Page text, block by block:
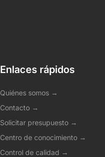
Enlaces rápidos
Quiénes somos →
Contacto →
Solicitar presupuesto →
Centro de conocimiento →
Control de calidad →